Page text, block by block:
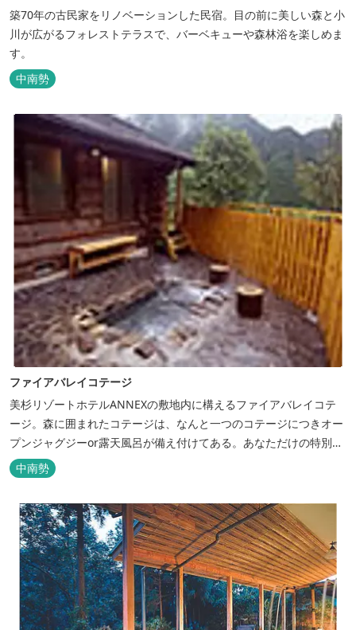
築70年の古民家をリノベーションした民宿。目の前に美しい森と小
川が広がるフォレストテラスで、バーベキューや森林浴を楽しめま
す。
中南勢
ファイアバレイコテージ
美杉リゾートホテルANNEXの敷地内に構えるファイアバレイコテ
ージ。森に囲まれたコテージは、なんと一つのコテージにつきオー
プンジャグジーor露天風呂が備え付けてある。あなただけの特別な
時間をお過ごしください。
中南勢